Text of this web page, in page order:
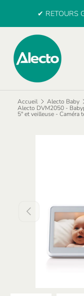
ALLER AU
✔ RETOURS
Recherche
Rechercher
Accueil
Alecto Baby
Alecto DVM2050 -
5" et veilleuse - Caméra
PRÉCÉDENT